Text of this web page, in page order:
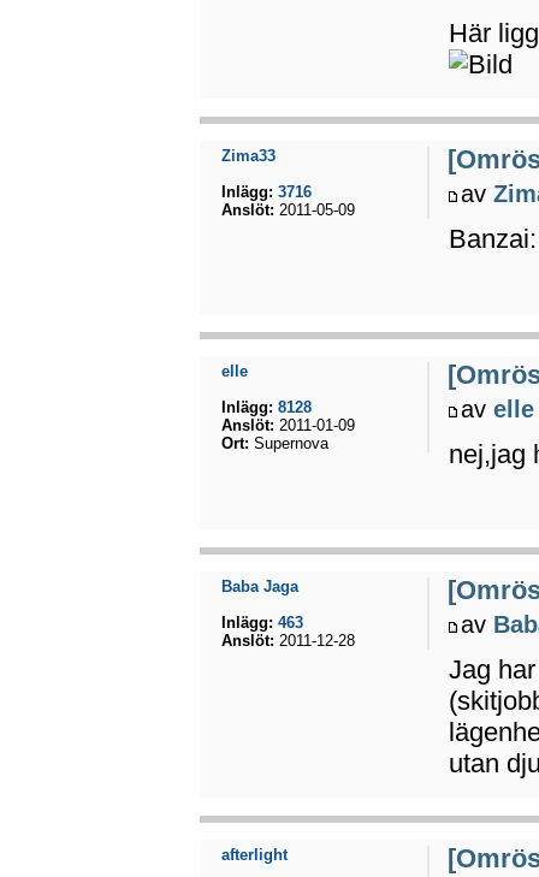
Här
av
Zima33
Inlägg: 3716
Anslöt: 2011-05-09
avelle
nej,jag
elle
Inlägg: 8128
Anslöt: 2011-01-09
Ort: Supernova
av
Jag
utan
Baba Jaga
Inlägg: 463
Anslöt: 2011-12-28
afterlight